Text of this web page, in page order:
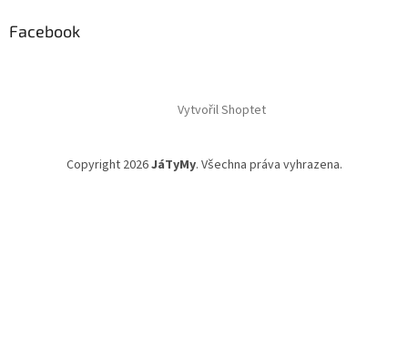
Facebook
Vytvořil Shoptet
Copyright 2026JáTyMy. Všechna práva vyhrazena.